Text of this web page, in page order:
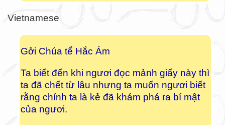
Vietnamese
Gởi Chúa tể Hắc Ám
Ta biết đến khi ngươi đọc mảnh giấy này thì
ta đã chết từ lâu nhưng ta muốn ngươi biết
rằng chính ta là kẻ đã khám phá ra bí mật
của ngươi.